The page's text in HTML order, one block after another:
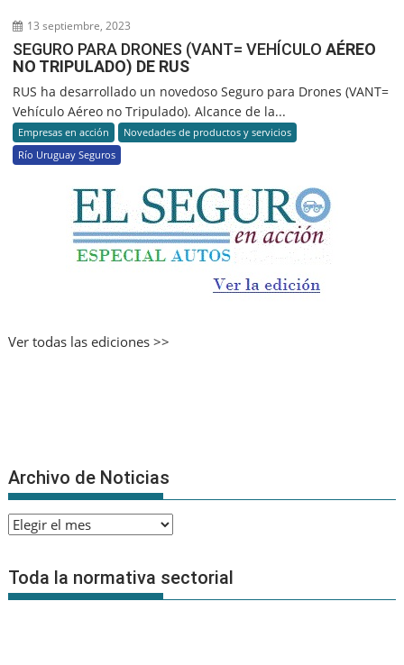
13 septiembre, 2023
SEGURO PARA DRONES (VANT= VEHÍCULOAÉREO
NO TRIPULADO) DE RUS
RUS ha desarrollado un novedoso Seguro para Drones (VANT=
Vehículo Aéreo no Tripulado). Alcance de la...
Empresas en acción
Novedades de productos y servicios
Río Uruguay Seguros
Ver todas las ediciones >>
Archivo de Noticias
Archivo
Noticias
Toda la normativa sectorial